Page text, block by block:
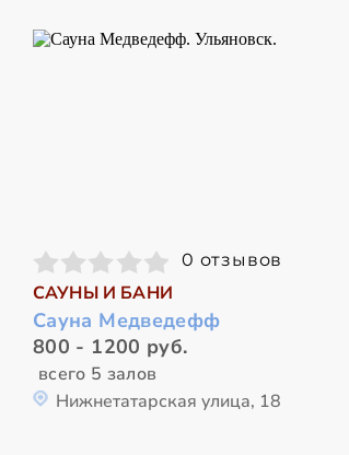
0 отзывов
САУНЫ И БАНИ
Сауна Медведефф
800 - 1200 руб.
всего 5 залов
Нижнетатарская улица, 18